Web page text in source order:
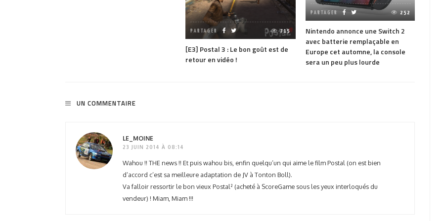
PARTAGER 715
[E3] Postal 3 : Le bon goût est de
retour en vidéo !
PARTAGER 252
Nintendo annonce une Switch 2
avec batterie remplaçable en
Europe cet automne, la console
sera un peu plus lourde
UN COMMENTAIRE
LE_MOINE
23 JUIN 2014 À 08:14
Wahou !! THE news !! Et puis wahou bis, enfin quelqu’un qui aime le film Postal (on est bien
d’accord c’est sa meilleure adaptation de JV à Tonton Boll).
Va falloir ressortir le bon vieux Postal² (acheté à ScoreGame sous les yeux interloqués du
vendeur) ! Miam, Miam !!!